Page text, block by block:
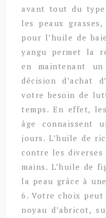
avant tout du
les peaux
pour l’huile de
yangu permet la
en maintenant
décision d’achat
votre besoin de
temps. En effet,
âge connaissent
jours. L’huile de
contre les diverses
mains. L’huile de
la peau grâce à
6. Votre choix
noyau d’abricot,